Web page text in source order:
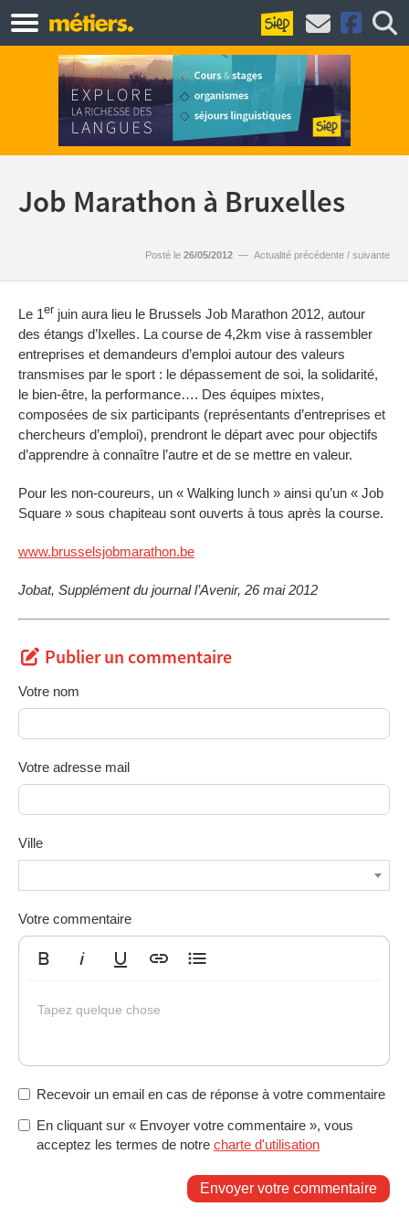
Job Marathon à Bruxelles
Posté le 26/05/2012 — Actualité précédente / suivante
Le 1er juin aura lieu le Brussels Job Marathon 2012, autour
des étangs d’Ixelles. La course de 4,2km vise à rassembler
entreprises et demandeurs d’emploi autour des valeurs
transmises par le sport : le dépassement de soi, la solidarité,
le bien-être, la performance…. Des équipes mixtes,
composées de six participants (représentants d’entreprises et
chercheurs d’emploi), prendront le départ avec pour objectifs
d’apprendre à connaître l’autre et de se mettre en valeur.
Pour les non-coureurs, un « Walking lunch » ainsi qu’un « Job
Square » sous chapiteau sont ouverts à tous après la course.
www.brusselsjobmarathon.be
Jobat, Supplément du journal l’Avenir, 26 mai 2012
Publier un commentaire
Votre nom
Votre adresse mail
Ville
Votre commentaire
Tapez quelque chose
Recevoir un email en cas de réponse à votre commentaire
En cliquant sur « Envoyer votre commentaire », vous
acceptez les termes de notre charte d'utilisation
Envoyer votre commentaire